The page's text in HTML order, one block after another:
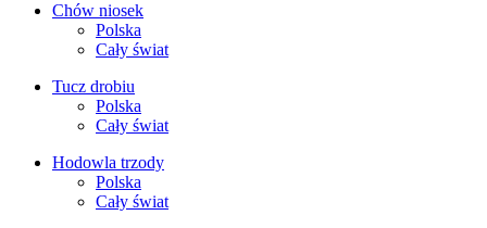
Chów niosek
Polska
Cały świat
Tucz drobiu
Polska
Cały świat
Hodowla trzody
Polska
Cały świat